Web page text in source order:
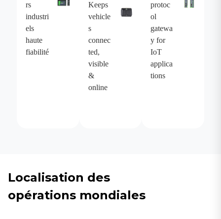
rs
industri
els
haute
fiabilité
Keeps
vehicle
s
connec
ted,
visible
&
online
protoc
ol
gatewa
y for
IoT
applica
tions
Localisation des
opérations mondiales